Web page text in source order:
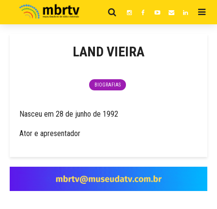
LAND VIEIRA
BIOGRAFIAS
Nasceu em 28 de junho de 1992
Ator e apresentador